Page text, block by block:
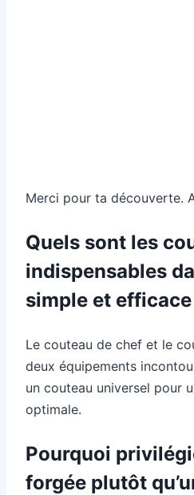
Merci pour ta découverte.
Quels sont les
indispensables
simple et efficace
Le couteau de chef et le
deux équipements
un couteau universel pour
optimale.
Pourquoi
forgée plutôt